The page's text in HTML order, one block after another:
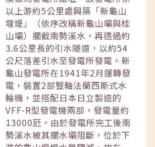
以上游約5公里處興築「新龜山
堰堤」（依序改稱新龜山壩與桂
山壩）攔截南勢溪水，再透過約
3.6公里長的引水隧道，以約54
公尺落差引水至發電所發電。新
龜山發電所在1941年2月運轉發
電，裝置2部豎軸法蘭西斯式水
輪機，並搭配日本日立製造的
VFF-R型發電機兩部，發電量約
13000瓩。由於發電所完工後南
勢溪水被其攔水壩阻斷，位於下